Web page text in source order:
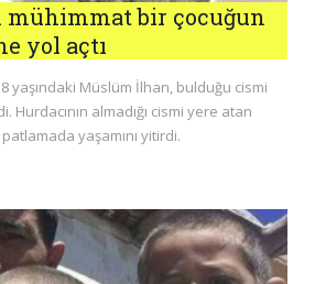
mühimmat bir çocuğun
yol açtı
8 yaşındaki Müslüm İlhan, bulduğu cismi
Hurdacının almadığı cismi yere atan
yaşamını yitirdi.